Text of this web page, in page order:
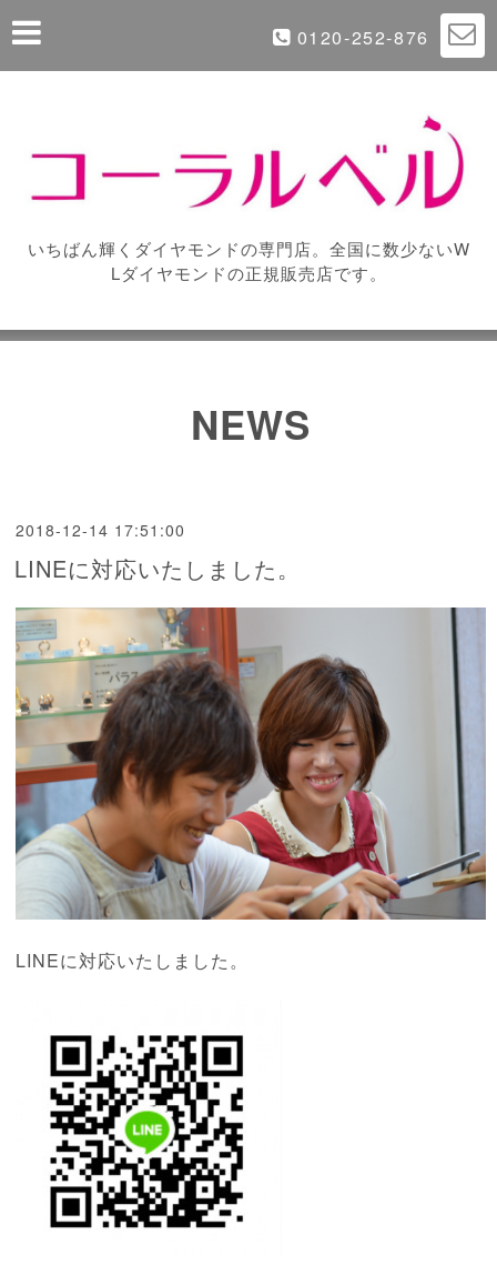
0120-252-876
いちばん輝くダイヤモンドの専門店。全国に数少ないW
Lダイヤモンドの正規販売店です。
NEWS
2018-12-14 17:51:00
LINEに対応いたしました。
LINEに対応いたしました。